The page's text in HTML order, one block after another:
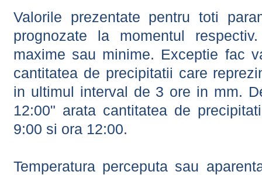
Valorile prezentate pentru toti
prognozate la momentul
maxime sau minime. Exceptie fac
cantitatea de precipitatii care
in ultimul interval de 3 ore in mm.
12:00" arata cantitatea de
9:00 si ora 12:00.
Temperatura perceputa sau